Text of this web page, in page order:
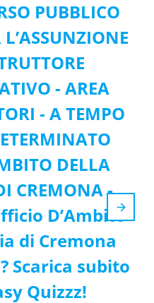
PUBBLICO
L’ASSUNZIONE
- AREA
- A TEMPO
DELLA
CREMONA -
D’Ambito
di Cremona
Scarica subito
Quizzz!